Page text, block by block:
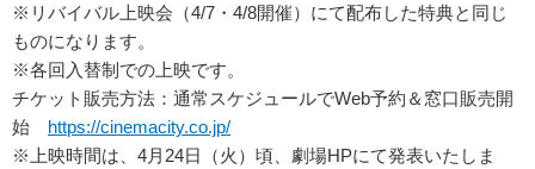
※リバイバル上映会（4/7・4/8開催）にて配布した特典と同じ
ものになります。
※各回入替制での上映です。
チケット販売方法：通常スケジュールでWeb予約＆窓口販売開
始 https://cinemacity.co.jp/
※上映時間は、4月24日（火）頃、劇場HPにて発表いたしま